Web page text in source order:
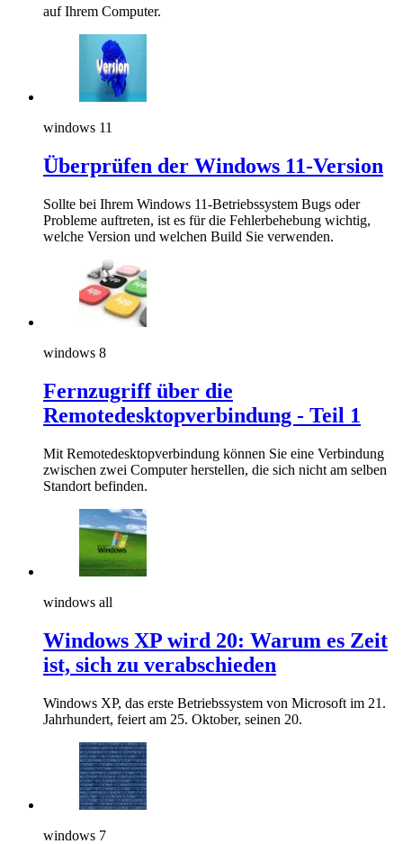
auf Ihrem Computer.
windows 11
Überprüfen der Windows 11-Version
Sollte bei Ihrem Windows 11-Betriebssystem Bugs oder
Probleme auftreten, ist es für die Fehlerbehebung wichtig,
welche Version und welchen Build Sie verwenden.
windows 8
Fernzugriff über die
Remotedesktopverbindung - Teil 1
Mit Remotedesktopverbindung können Sie eine Verbindung
zwischen zwei Computer herstellen, die sich nicht am selben
Standort befinden.
windows all
Windows XP wird 20: Warum es Zeit
ist, sich zu verabschieden
Windows XP, das erste Betriebssystem von Microsoft im 21.
Jahrhundert, feiert am 25. Oktober, seinen 20.
windows 7